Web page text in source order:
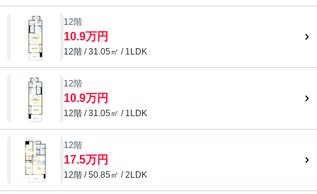
12階
10.9万円
12階 / 31.05㎡ / 1LDK
12階
10.9万円
12階 / 31.05㎡ / 1LDK
12階
17.5万円
12階 / 50.85㎡ / 2LDK